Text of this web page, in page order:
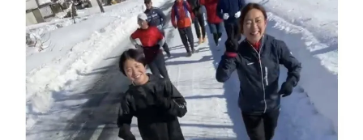
天童市には温泉も多数あるので、桜と人間将棋を見た後はゆ
っくり温泉に浸かってはいかがでしょうか。
今回は山形県天童市のおすすめ温泉をご紹介します！